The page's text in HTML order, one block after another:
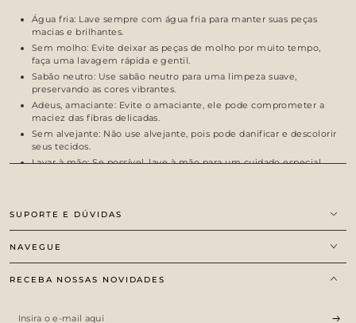
Água fria: Lave sempre com água fria para manter suas peças
macias e brilhantes.
Sem molho: Evite deixar as peças de molho por muito tempo,
faça uma lavagem rápida e gentil.
Sabão neutro: Use sabão neutro para uma limpeza suave,
preservando as cores vibrantes.
Adeus, amaciante: Evite o amaciante, ele pode comprometer a
maciez das fibras delicadas.
Sem alvejante: Não use alvejante, pois pode danificar e descolorir
seus tecidos.
Lavar à mão: Se possível, lave à mão para um cuidado especial.
SUPORTE E DÚVIDAS
NAVEGUE
RECEBA NOSSAS NOVIDADES
Insira